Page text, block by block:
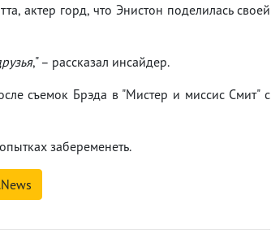
актер горд, что Энистон поделилась своей
," – рассказал инсайдер.
съемок Брэда в "Мистер и миссис Смит" с
забеременеть.